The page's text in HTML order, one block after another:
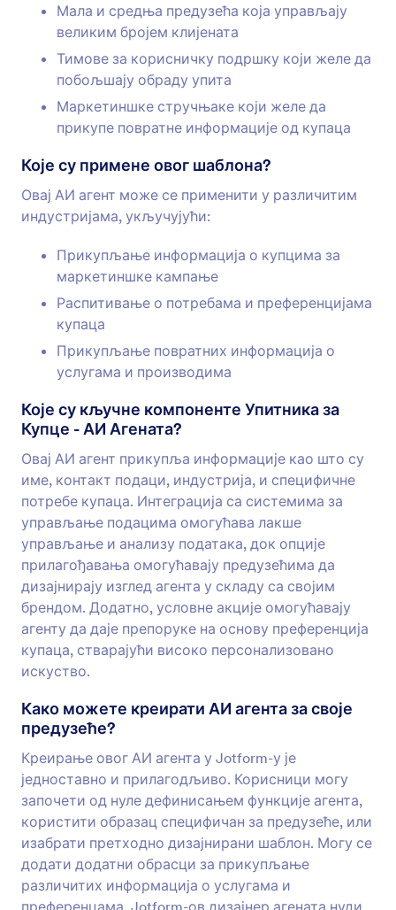
Мала и средња предузећа која управљају
великим бројем клијената
Тимове за корисничку подршку који желе да
побољшају обраду упита
Маркетиншке стручњаке који желе да
прикупе повратне информације од купаца
Које су примене овог шаблона?
Овај АИ агент може се применити у различитим
индустријама, укључујући:
Прикупљање информација о купцима за
маркетиншке кампање
Распитивање о потребама и преференцијама
купаца
Прикупљање повратних информација о
услугама и производима
Које су кључне компоненте Упитника за
Купце - АИ Агената?
Овај АИ агент прикупља информације као што су
име, контакт подаци, индустрија, и специфичне
потребе купаца. Интеграција са системима за
управљање подацима омогућава лакше
управљање и анализу података, док опције
прилагођавања омогућавају предузећима да
дизајнирају изглед агента у складу са својим
брендом. Додатно, условне акције омогућавају
агенту да даје препоруке на основу преференција
купаца, стварајући високо персонализовано
искуство.
Како можете креирати АИ агента за своје
предузеће?
Креирање овог АИ агента у Jotform-у је
једноставно и прилагодљиво. Корисници могу
започети од нуле дефинисањем функције агента,
користити образац специфичан за предузеће, или
изабрати претходно дизајнирани шаблон. Могу се
додати додатни обрасци за прикупљање
различитих информација о услугама и
преференцама. Jotform-ов дизајнер агената нуди